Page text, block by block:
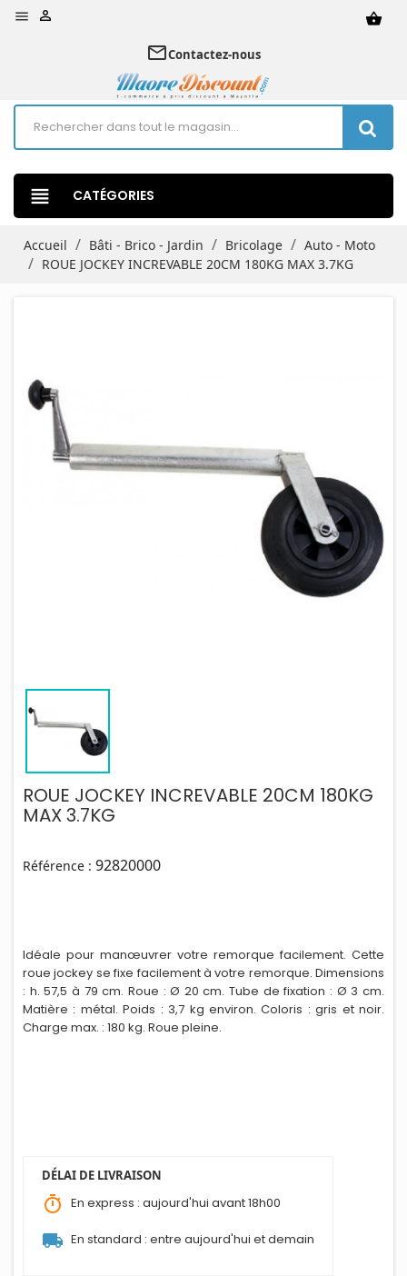
 shopping_basket

mail_outlineContactez-nous
view_headline CATÉGORIES
Accueil Bâti - Brico - Jardin Bricolage
Auto - Moto
ROUE JOCKEY INCREVABLE 20CM 180KG MAX 3.7KG
ROUE JOCKEY INCREVABLE 20CM 180KG
MAX 3.7KG
Référence : 92820000
Idéale pour manœuvrer votre remorque facilement. Cette
roue jockey se fixe facilement à votre remorque. Dimensions
: h. 57,5 à 79 cm. Roue : Ø 20 cm. Tube de fixation : Ø 3 cm.
Matière : métal. Poids : 3,7 kg environ. Coloris : gris et noir.
Charge max. : 180 kg. Roue pleine.
DÉLAI DE LIVRAISON
timer En express : aujourd'hui avant 18h00
local_shipping En standard : entre aujourd'hui et demain